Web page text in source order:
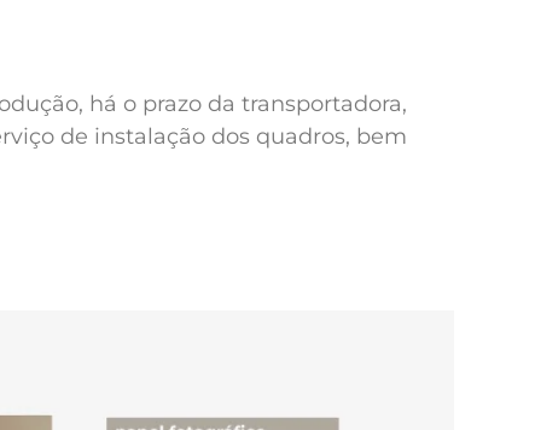
há o prazo da transportadora,
de instalação dos quadros, bem